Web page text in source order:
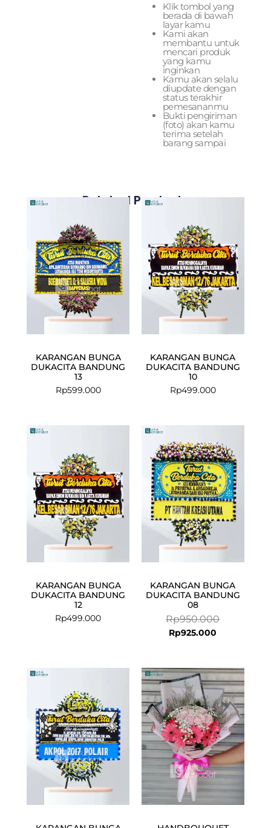
Klik tombol yang
berada di bawah
layar kamu
Kami akan
membantu untuk
mencari produk
yang kamu
inginkan
Kamu akan selalu
diupdate dengan
status terakhir
pemesananmu
Bukti pengiriman
(foto) akan kamu
terima setelah
barang sampai
Related Products
KARANGAN BUNGA
DUKACITA BANDUNG
13
Rp599.000
KARANGAN BUNGA
DUKACITA BANDUNG
10
Rp499.000
KARANGAN BUNGA
DUKACITA BANDUNG
12
Rp499.000
KARANGAN BUNGA
DUKACITA BANDUNG
08
Rp950.000
price
was:
Rp950.000.
Rp925.000
price
is:
Rp925.000.